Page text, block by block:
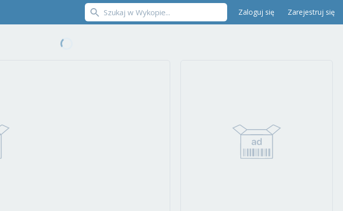
Zaloguj się Zarejestruj się